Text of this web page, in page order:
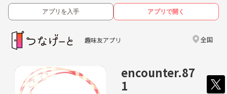
アプリを入手 アプリで開く
趣味友アプリ 全国
encounter.87
1